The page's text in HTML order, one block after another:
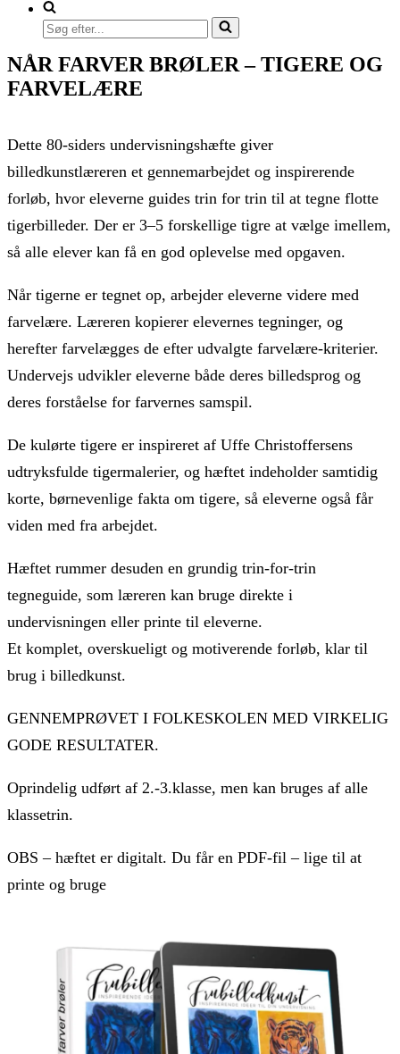
Søg
efter...
NÅR FARVER BRØLER – TIGERE OG
FARVELÆRE
Dette 80-siders undervisningshæfte giver
billedkunstlæreren et gennemarbejdet og inspirerende
forløb, hvor eleverne guides trin for trin til at tegne flotte
tigerbilleder. Der er 3–5 forskellige tigre at vælge imellem,
så alle elever kan få en god oplevelse med opgaven.
Når tigerne er tegnet op, arbejder eleverne videre med
farvelære. Læreren kopierer elevernes tegninger, og
herefter farvelægges de efter udvalgte farvelære-kriterier.
Undervejs udvikler eleverne både deres billedsprog og
deres forståelse for farvernes samspil.
De kulørte tigere er inspireret af Uffe Christoffersens
udtryksfulde tigermalerier, og hæftet indeholder samtidig
korte, børnevenlige fakta om tigere, så eleverne også får
viden med fra arbejdet.
Hæftet rummer desuden en grundig trin-for-trin
tegneguide, som læreren kan bruge direkte i
undervisningen eller printe til eleverne.
Et komplet, overskueligt og motiverende forløb, klar til
brug i billedkunst.
GENNEMPRØVET I FOLKESKOLEN MED VIRKELIG
GODE RESULTATER.
Oprindelig udført af 2.-3.klasse, men kan bruges af alle
klassetrin.
OBS – hæftet er digitalt. Du får en PDF-fil – lige til at
printe og bruge